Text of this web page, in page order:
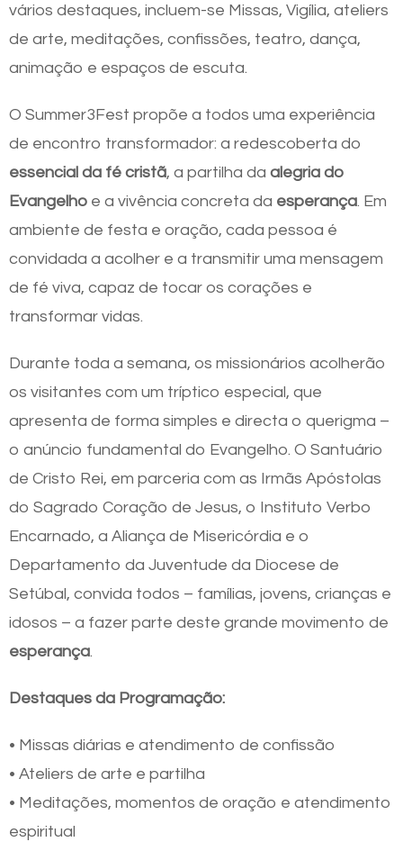
vários destaques, incluem-se Missas, Vigília, ateliers
de arte, meditações, confissões, teatro, dança,
animação e espaços de escuta.
O Summer3Fest propõe a todos uma experiência
de encontro transformador: a redescoberta do
essencial da fé cristã, a partilha da alegria do
Evangelho e a vivência concreta da esperança. Em
ambiente de festa e oração, cada pessoa é
convidada a acolher e a transmitir uma mensagem
de fé viva, capaz de tocar os corações e
transformar vidas.
Durante toda a semana, os missionários acolherão
os visitantes com um tríptico especial, que
apresenta de forma simples e directa o querigma –
o anúncio fundamental do Evangelho. O Santuário
de Cristo Rei, em parceria com as Irmãs Apóstolas
do Sagrado Coração de Jesus, o Instituto Verbo
Encarnado, a Aliança de Misericórdia e o
Departamento da Juventude da Diocese de
Setúbal, convida todos – famílias, jovens, crianças e
idosos – a fazer parte deste grande movimento de
esperança.
Destaques da Programação:
• Missas diárias e atendimento de confissão
• Ateliers de arte e partilha
• Meditações, momentos de oração e atendimento
espiritual